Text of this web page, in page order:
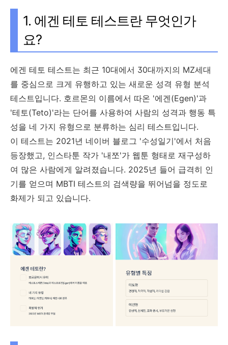
1. 에겐 테토 테스트란 무엇인가
요?
에겐 테토 테스트는 최근 10대에서 30대까지의 MZ세대
를 중심으로 크게 유행하고 있는 새로운 성격 유형 분석
테스트입니다. 호르몬의 이름에서 따온 '에겐(Egen)'과
'테토(Teto)'라는 단어를 사용하여 사람의 성격과 행동 특
성을 네 가지 유형으로 분류하는 심리 테스트입니다.
이 테스트는 2021년 네이버 블로그 '수성일기'에서 처음
등장했고, 인스타툰 작가 '내쪼'가 웹툰 형태로 재구성하
여 많은 사람에게 알려졌습니다. 2025년 들어 급격히 인
기를 얻으며 MBTI 테스트의 검색량을 뛰어넘을 정도로
화제가 되고 있습니다.